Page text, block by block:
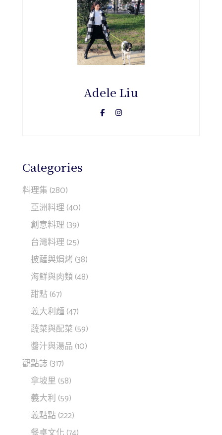
Adele Liu
Categories
料理集 (280)
亞洲料理(40)
創意料理(39)
台灣料理(25)
披薩與焗烤(38)
海鮮與肉類 (48)
甜點(67)
義大利麵 (47)
蔬菜與配菜 (59)
醬汁與湯品 (10)
觀點誌 (317)
拿坡里 (58)
義大利 (59)
義點點(222)